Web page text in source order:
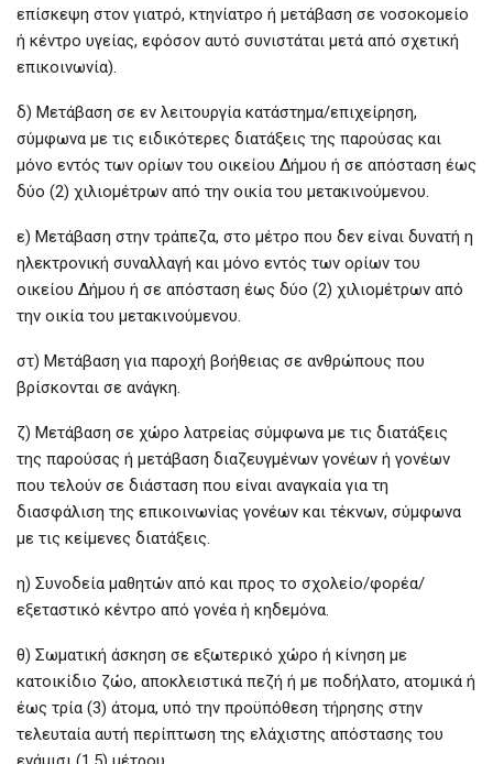
επίσκεψη στον γιατρό, κτηνίατρο ή μετάβαση σε νοσοκομείο
ή κέντρο υγείας, εφόσον αυτό συνιστάται μετά από σχετική
επικοινωνία).
δ) Μετάβαση σε εν λειτουργία κατάστημα/επιχείρηση,
σύμφωνα με τις ειδικότερες διατάξεις της παρούσας και
μόνο εντός των ορίων του οικείου Δήμου ή σε απόσταση έως
δύο (2) χιλιομέτρων από την οικία του μετακινούμενου.
ε) Μετάβαση στην τράπεζα, στο μέτρο που δεν είναι δυνατή η
ηλεκτρονική συναλλαγή και μόνο εντός των ορίων του
οικείου Δήμου ή σε απόσταση έως δύο (2) χιλιομέτρων από
την οικία του μετακινούμενου.
στ) Μετάβαση για παροχή βοήθειας σε ανθρώπους που
βρίσκονται σε ανάγκη.
ζ) Μετάβαση σε χώρο λατρείας σύμφωνα με τις διατάξεις
της παρούσας ή μετάβαση διαζευγμένων γονέων ή γονέων
που τελούν σε διάσταση που είναι αναγκαία για τη
διασφάλιση της επικοινωνίας γονέων και τέκνων, σύμφωνα
με τις κείμενες διατάξεις.
η) Συνοδεία μαθητών από και προς το σχολείο/φορέα/
εξεταστικό κέντρο από γονέα ή κηδεμόνα.
θ) Σωματική άσκηση σε εξωτερικό χώρο ή κίνηση με
κατοικίδιο ζώο, αποκλειστικά πεζή ή με ποδήλατο, ατομικά ή
έως τρία (3) άτομα, υπό την προϋπόθεση τήρησης στην
τελευταία αυτή περίπτωση της ελάχιστης απόστασης του